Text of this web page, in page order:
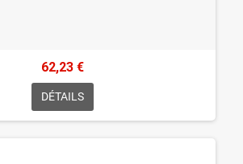
62,23 €
DÉTAILS